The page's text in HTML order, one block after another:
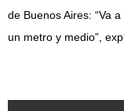
de Buenos Aires: “Va
un metro y medio”,